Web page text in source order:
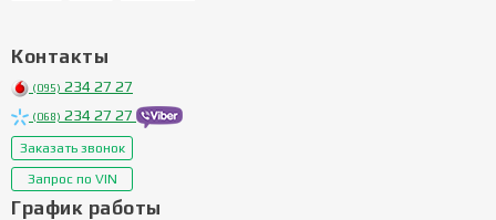
Контакты
(095) 234 27 27
(068) 234 27 27
Заказать звонок
Запрос по VIN
График работы